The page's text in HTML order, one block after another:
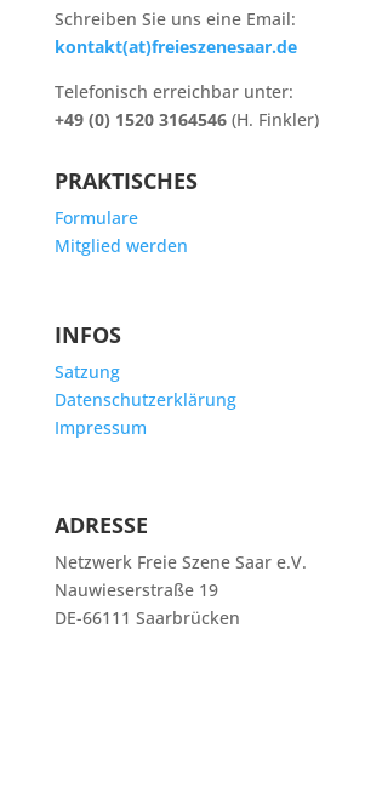
Schreiben Sie uns eine Email:
kontakt(at)freieszenesaar.de
Telefonisch erreichbar unter:
+49 (0) 1520 3164546(H. Finkler)
PRAKTISCHES
Formulare
Mitglied werden
INFOS
Satzung
Datenschutzerklärung
Impressum
ADRESSE
Netzwerk Freie Szene Saar e.V.
Nauwieserstraße 19
DE-66111 Saarbrücken